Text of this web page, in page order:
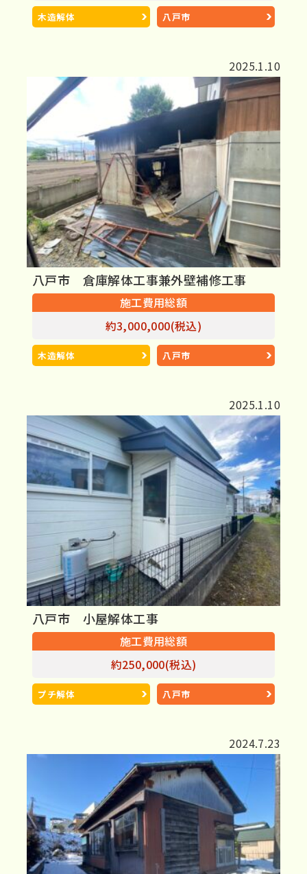
木造解体 八戸市
2025.1.10
八戸市 倉庫解体工事兼外壁補修工事
施工費用総額
約3,000,000(税込)
木造解体 八戸市
2025.1.10
八戸市 小屋解体工事
施工費用総額
約250,000(税込)
プチ解体 八戸市
2024.7.23